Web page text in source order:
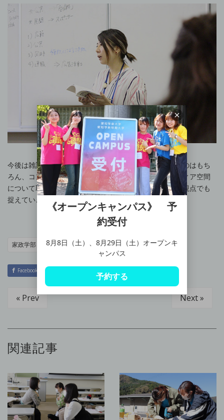
今後は雑誌やラジオなどのマスメディアについて考えるのはもち
ろん、コンビニエンスストアやテーマパークなどのメディア空間
について取り上げるなど、身近な生活に結びつきやすい視点でも
捉えていきます。
家政学部 家政学専攻 岡崎キャンパス
Facebook
« Prev Next »
関連記事
《オープンキャンパス》 予
約受付
8月8日（土）、8月29日（土）オープンキ
ャンパス
予約する